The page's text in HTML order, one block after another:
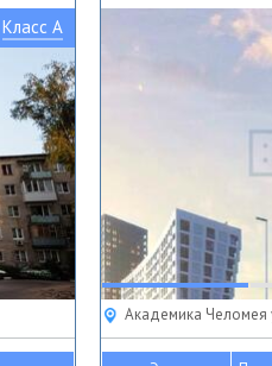
Класс A
Академика Челомея